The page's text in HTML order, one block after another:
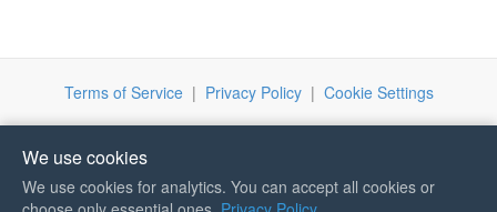
Terms of Service| Privacy Policy| Cookie Settings
We use cookies
We use cookies for analytics. You can accept all cookies or
If you like Guitar Songs, you